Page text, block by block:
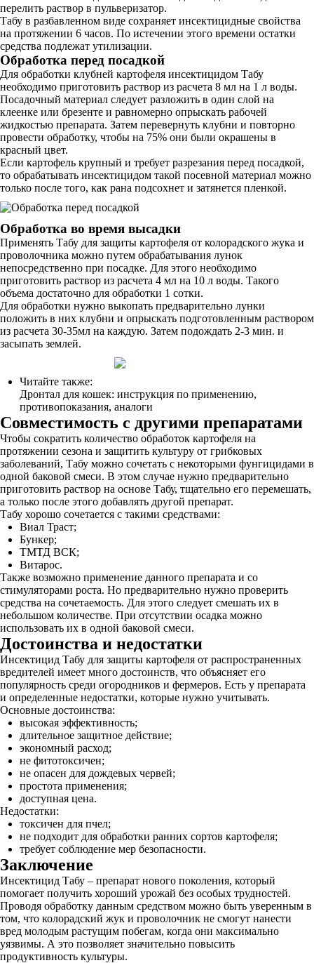
перелить раствор в пульверизатор.
Табу в разбавленном виде сохраняет инсектицидные свойства
на протяжении 6 часов. По истечении этого времени остатки
средства подлежат утилизации.
Обработка перед посадкой
Для обработки клубней картофеля инсектицидом Табу
необходимо приготовить раствор из расчета 8 мл на 1 л воды.
Посадочный материал следует разложить в один слой на
клеенке или брезенте и равномерно опрыскать рабочей
жидкостью препарата. Затем перевернуть клубни и повторно
провести обработку, чтобы на 75% они были окрашены в
красный цвет.
Если картофель крупный и требует разрезания перед посадкой,
то обрабатывать инсектицидом такой посевной материал можно
только после того, как рана подсохнет и затянется пленкой.
Обработка во время высадки
Применять Табу для защиты картофеля от колорадского жука и
проволочника можно путем обрабатывания лунок
непосредственно при посадке. Для этого необходимо
приготовить раствор из расчета 4 мл на 10 л воды. Такого
объема достаточно для обработки 1 сотки.
Для обработки нужно выкопать предварительно лунки
положить в них клубни и опрыскать подготовленным раствором
из расчета 30-35мл на каждую. Затем подождать 2-3 мин. и
засыпать землей.
Читайте также:
Дронтал для кошек: инструкция по применению,
противопоказания, аналоги
Совместимость с другими препаратами
Чтобы сократить количество обработок картофеля на
протяжении сезона и защитить культуру от грибковых
заболеваний, Табу можно сочетать с некоторыми фунгицидами в
одной баковой смеси. В этом случае нужно предварительно
приготовить раствор на основе Табу, тщательно его перемешать,
а только после этого добавлять другой препарат.
Табу хорошо сочетается с такими средствами:
Виал Траст;
Бункер;
ТМТД ВСК;
Витарос.
Также возможно применение данного препарата и со
стимуляторами роста. Но предварительно нужно проверить
средства на сочетаемость. Для этого следует смешать их в
небольшом количестве. При отсутствии осадка можно
использовать их в одной баковой смеси.
Достоинства и недостатки
Инсектицид Табу для защиты картофеля от распространенных
вредителей имеет много достоинств, что объясняет его
популярность среди огородников и фермеров. Есть у препарата
и определенные недостатки, которые нужно учитывать.
Основные достоинства:
высокая эффективность;
длительное защитное действие;
экономный расход;
не фитотоксичен;
не опасен для дождевых червей;
простота применения;
доступная цена.
Недостатки:
токсичен для пчел;
не подходит для обработки ранних сортов картофеля;
требует соблюдение мер безопасности.
Заключение
Инсектицид Табу – препарат нового поколения, который
помогает получить хороший урожай без особых трудностей.
Проводя обработку данным средством можно быть уверенным в
том, что колорадский жук и проволочник не смогут нанести
вред молодым растущим побегам, когда они максимально
уязвимы. А это позволяет значительно повысить
продуктивность культуры.